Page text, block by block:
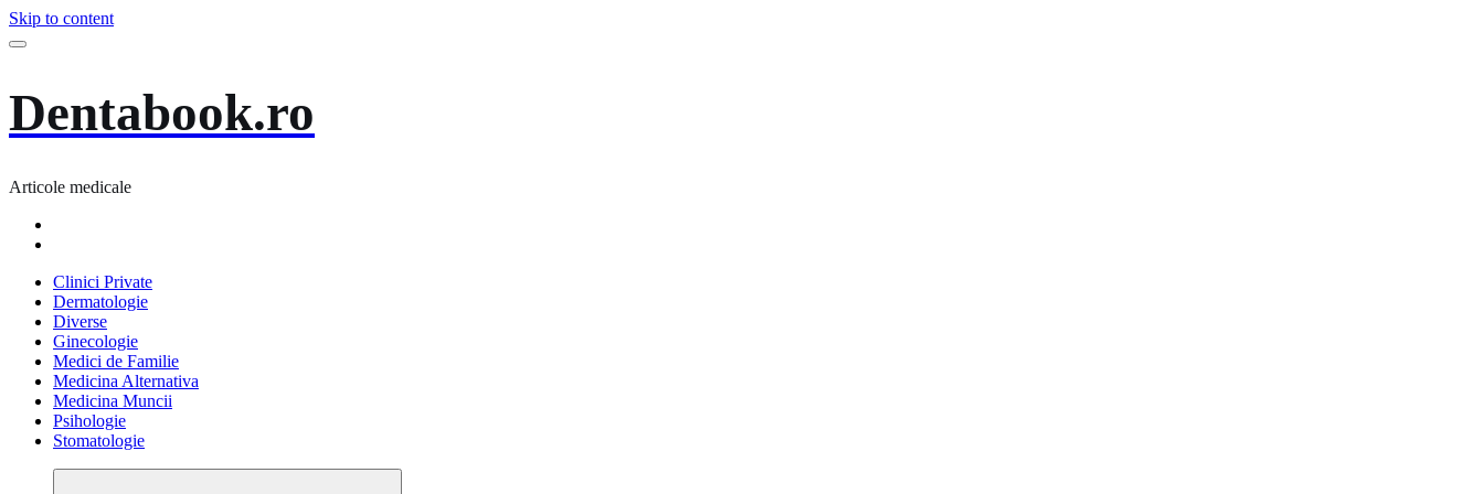
Skip to content
Dentabook.ro
Articole medicale
Clinici Private
Dermatologie
Diverse
Ginecologie
Medici de Familie
Medicina Alternativa
Medicina Muncii
Psihologie
Stomatologie